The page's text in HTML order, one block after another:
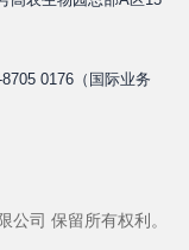
0176（国际业务
司 保留所有权利。